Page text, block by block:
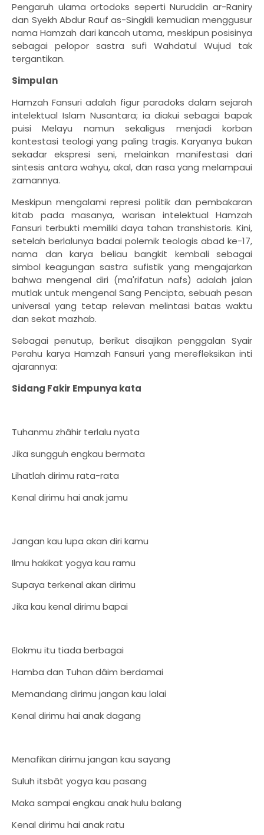
Pengaruh ulama ortodoks seperti Nuruddin ar-Raniry
dan Syekh Abdur Rauf as-Singkili kemudian menggusur
nama Hamzah dari kancah utama, meskipun posisinya
sebagai pelopor sastra sufi Wahdatul Wujud tak
tergantikan.
Simpulan
Hamzah Fansuri adalah figur paradoks dalam sejarah
intelektual Islam Nusantara; ia diakui sebagai bapak
puisi Melayu namun sekaligus menjadi korban
kontestasi teologi yang paling tragis. Karyanya bukan
sekadar ekspresi seni, melainkan manifestasi dari
sintesis antara wahyu, akal, dan rasa yang melampaui
zamannya.
Meskipun mengalami represi politik dan pembakaran
kitab pada masanya, warisan intelektual Hamzah
Fansuri terbukti memiliki daya tahan transhistoris. Kini,
setelah berlalunya badai polemik teologis abad ke-17,
nama dan karya beliau bangkit kembali sebagai
simbol keagungan sastra sufistik yang mengajarkan
bahwa mengenal diri (ma'rifatun nafs) adalah jalan
mutlak untuk mengenal Sang Pencipta, sebuah pesan
universal yang tetap relevan melintasi batas waktu
dan sekat mazhab.
Sebagai penutup, berikut disajikan penggalan Syair
Perahu karya Hamzah Fansuri yang merefleksikan inti
ajarannya:
Sidang Fakir Empunya kata
Tuhanmu zhâhir terlalu nyata
Jika sungguh engkau bermata
Lihatlah dirimu rata-rata
Kenal dirimu hai anak jamu
Jangan kau lupa akan diri kamu
Ilmu hakikat yogya kau ramu
Supaya terkenal akan dirimu
Jika kau kenal dirimu bapai
Elokmu itu tiada berbagai
Hamba dan Tuhan dâim berdamai
Memandang dirimu jangan kau lalai
Kenal dirimu hai anak dagang
Menafikan dirimu jangan kau sayang
Suluh itsbât yogya kau pasang
Maka sampai engkau anak hulu balang
Kenal dirimu hai anak ratu